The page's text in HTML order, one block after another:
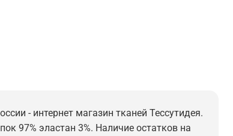
- интернет магазин тканей Тессутидея.
97% эластан 3%. Наличие остатков на